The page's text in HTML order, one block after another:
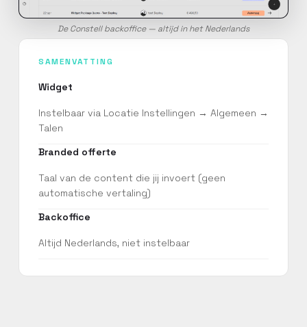
De Constell backoffice — altijd in het Nederlands
SAMENVATTING
Widget
Instelbaar via Locatie Instellingen → Algemeen →
Talen
Branded offerte
Taal van de content die jij invoert (geen
automatische vertaling)
Backoffice
Altijd Nederlands, niet instelbaar